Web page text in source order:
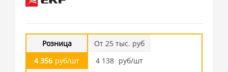
Розница
4 356 руб/шт
От 25 тыс. руб
4 138 руб/шт